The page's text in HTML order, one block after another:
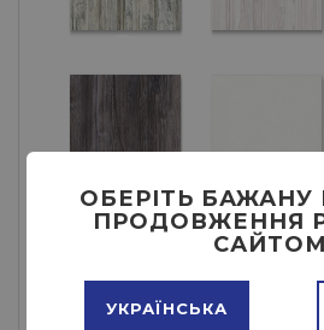
ОБЕРІТЬ
ПРОДОВЖЕННЯ
САЙТОМ
УКРАЇНСЬКА